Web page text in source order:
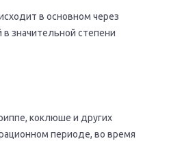
в основном через
значительной степени
коклюше и других
периоде, во время